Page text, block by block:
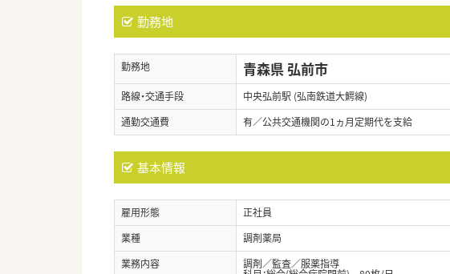
勤務地
勤務地 青森県 弘前市
路線・交通手段
中央弘前駅 (弘南鉄道大鰐線)
通勤交通費
有／公共交通機関の1ヵ月定期代を支給
基本情報
雇用形態
正社員
業種
調剤薬局
業務内容
調剤／監査／服薬指導